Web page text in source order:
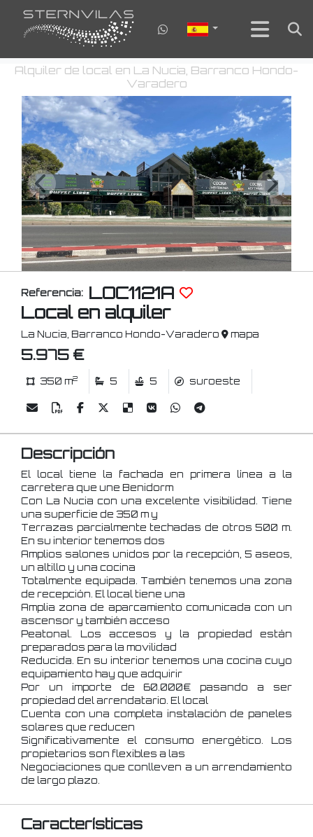
Alquiler de local en La Nucia, Barranco Hondo-
Varadero
Referencia: LOC1121A
Local en alquiler
La Nucia, Barranco Hondo-Varadero mapa
5.975 €
350 m2 5 5 suroeste
Descripción
El local tiene la fachada en primera línea a la
carretera que une Benidorm
Con La Nucia con una excelente visibilidad. Tiene
una superficie de 350 m y
Terrazas parcialmente techadas de otros 500 m.
En su interior tenemos dos
Amplios salones unidos por la recepción, 5 aseos,
un altillo y una cocina
Totalmente equipada. También tenemos una zona
de recepción. El local tiene una
Amplia zona de aparcamiento comunicada con un
ascensor y también acceso
Peatonal. Los accesos y la propiedad están
preparados para la movilidad
Reducida. En su interior tenemos una cocina cuyo
equipamiento hay que adquirir
Por un importe de 60.000€ pasando a ser
propiedad del arrendatario. El local
Cuenta con una completa instalación de paneles
solares que reducen
Significativamente el consumo energético. Los
propietarios son flexibles a las
Negociaciones que conlleven a un arrendamiento
de largo plazo.
Características